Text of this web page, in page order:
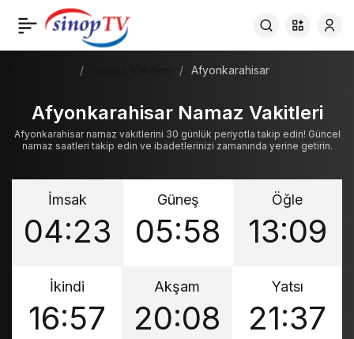
Afyonkarahisar
Afyonkarahisar Namaz Vakitleri
Afyonkarahisar namaz vakitlerini 30 günlük periyotla takip edin! Güncel
namaz saatleri takip edin ve ibadetlerinizi zamanında yerine getirin.
İmsak
04:23
Güneş
05:58
Öğle
13:09
İkindi
16:57
Akşam
20:08
Yatsı
21:37